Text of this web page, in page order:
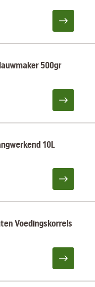
500gr
10L
Voedingskorrels